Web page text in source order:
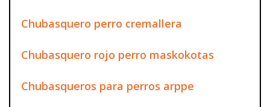
Chubasquero perro cremallera
Chubasquero rojo perro maskokotas
Chubasqueros para perros arppe